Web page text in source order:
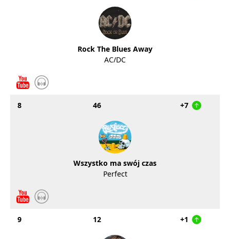
Rock The Blues Away
AC/DC
8 46 +7
Wszystko ma swój czas
Perfect
9 12 +1